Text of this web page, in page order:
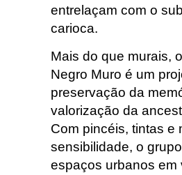
entrelaçam com o
carioca.
Mais do que murais,
Negro Muro é um
preservação da
valorização da
Com pincéis, tintas e
sensibilidade, o
espaços urbanos em